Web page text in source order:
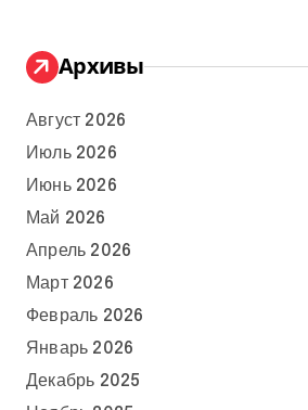
Архивы
Август 2026
Июль 2026
Июнь 2026
Май 2026
Апрель 2026
Март 2026
Февраль 2026
Январь 2026
Декабрь 2025